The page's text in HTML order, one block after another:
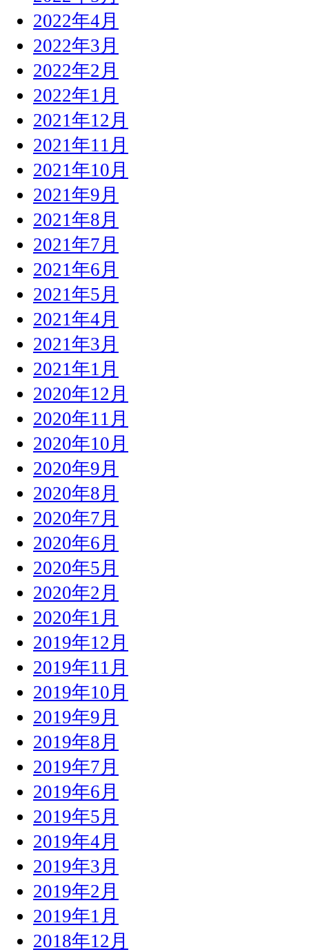
2022年4月
2022年3月
2022年2月
2022年1月
2021年12月
2021年11月
2021年10月
2021年9月
2021年8月
2021年7月
2021年6月
2021年5月
2021年4月
2021年3月
2021年1月
2020年12月
2020年11月
2020年10月
2020年9月
2020年8月
2020年7月
2020年6月
2020年5月
2020年2月
2020年1月
2019年12月
2019年11月
2019年10月
2019年9月
2019年8月
2019年7月
2019年6月
2019年5月
2019年4月
2019年3月
2019年2月
2019年1月
2018年12月